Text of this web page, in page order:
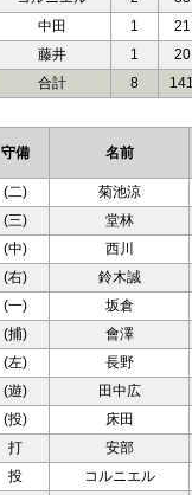
中田
1
21
藤井
1
20
合計
8
守備 名前
(二)
菊池涼
(三)
堂林
(中)
西川
(右)
鈴木誠
(一)
坂倉
(捕)
會澤
(左)
長野
(遊)
田中広
(投)
床田
打
安部
投
コルニエル